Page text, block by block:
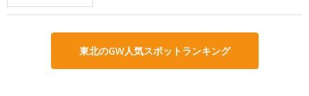
東北のGW人気スポットランキング